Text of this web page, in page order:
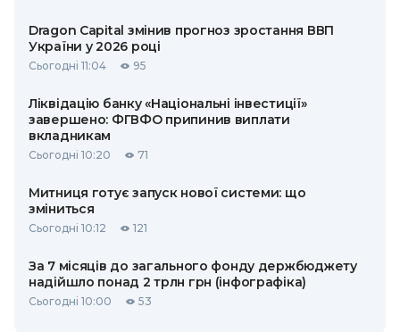
Dragon Capital змінив прогноз зростання ВВП
України у 2026 році
Сьогодні 11:04 95
Ліквідацію банку «Національні інвестиції»
завершено: ФГВФО припинив виплати
вкладникам
Сьогодні 10:20 71
Митниця готує запуск нової системи: що
зміниться
Сьогодні 10:12 121
За 7 місяців до загального фонду держбюджету
надійшло понад 2 трлн грн (інфографіка)
Сьогодні 10:00 53